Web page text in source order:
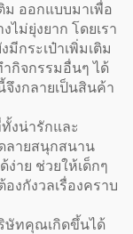
ออกแบบมาเพื่อ
ม่ยุ่งยาก โดยเรา
กระเป๋าเพิ่มเติม
กิจกรรมอื่นๆ ได้
งกลายเป็นสินค้า
งน่ารักและ
ลายสนุกสนาน
าย ช่วยให้เด็กๆ
งกังวลเรื่องคราบ
ษัทคุณเกิดขึ้นได้